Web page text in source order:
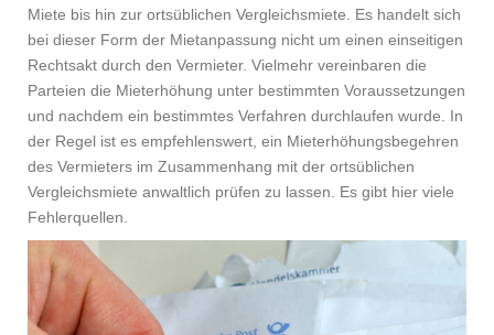
Miete bis hin zur ortsüblichen Vergleichsmiete. Es handelt sich
bei dieser Form der Mietanpassung nicht um einen einseitigen
Rechtsakt durch den Vermieter. Vielmehr vereinbaren die
Parteien die Mieterhöhung unter bestimmten Voraussetzungen
und nachdem ein bestimmtes Verfahren durchlaufen wurde. In
der Regel ist es empfehlenswert, ein Mieterhöhungsbegehren
des Vermieters im Zusammenhang mit der ortsüblichen
Vergleichsmiete anwaltlich prüfen zu lassen. Es gibt hier viele
Fehlerquellen.